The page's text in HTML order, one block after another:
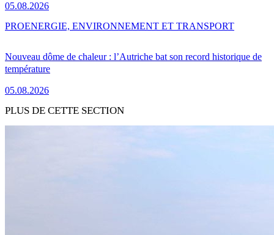
05.08.2026
Nouveau dôme de chaleur : l’Autriche bat son record historique de
température
05.08.2026
PROENERGIE, ENVIRONNEMENT ET TRANSPORT
PLUS DE CETTE SECTION